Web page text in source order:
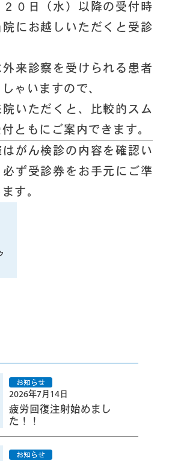
２０日（水）以降の受付時
院にお越しいただくと受診
来診察を受けられる患者
ゃいますので、
いただくと、比較的スム
ともにご案内できます。
がん検診の内容を確認い
ず受診券をお手元にご準
す。
疲労回復注射始めまし
た！！
2026年7月14日